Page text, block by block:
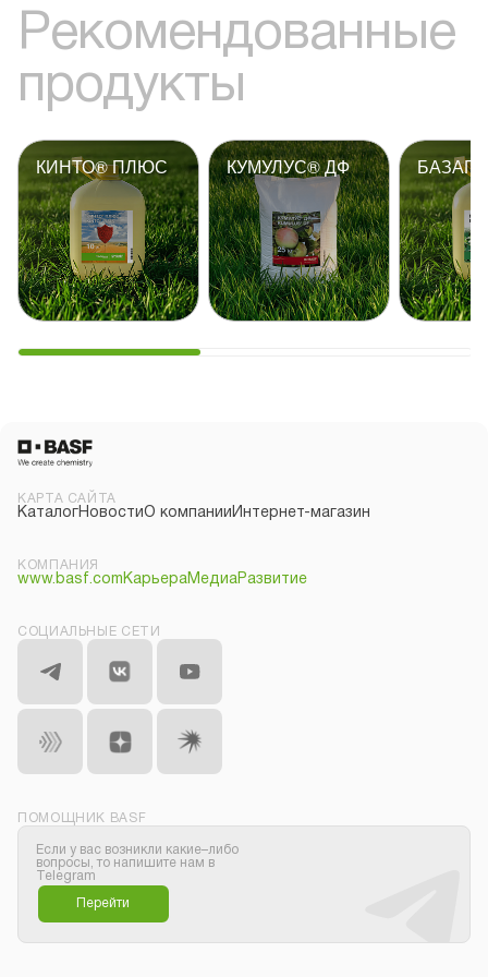
Рекомендованные
продукты
КИНТО® ПЛЮС КУМУЛУС® ДФ
КАРТА САЙТА
КаталогНовостиО компании Интернет-магазин
КОМПАНИЯ
www.basf.com КарьераМедиаРазвитие
СОЦИАЛЬНЫЕ СЕТИ
ПОМОЩНИК BASF
Если у вас возникли какие–либо
вопросы, то напишите нам в
Telegram
Перейти